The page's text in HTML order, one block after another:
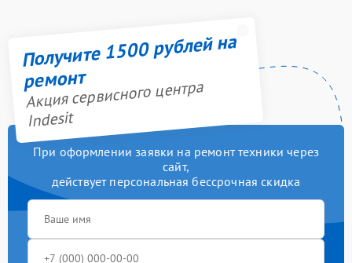
Получите 1500 рублей на
ремонт
Акция сервисного центра
Indesit
При оформлении заявки на ремонт техники через
сайт,
действует персональная бессрочная скидка